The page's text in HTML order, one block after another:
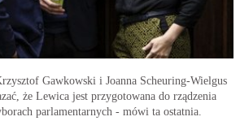
Gawkowski i Joanna Scheuring-Wielgus
że Lewica jest przygotowana do rządzenia
parlamentarnych - mówi ta ostatnia.